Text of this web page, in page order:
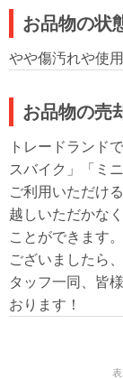
お品物の状
やや傷汚れや使
お品物の売
トレードランド
スバイク」「ミ
ご利用いただけ
越しいただかな
ことができます
ございましたら
タッフ一同、皆
おります！